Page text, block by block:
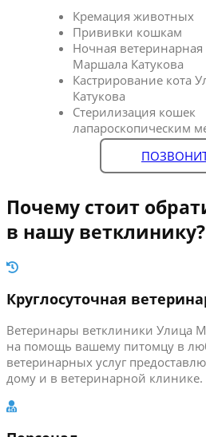
Кремация животных
Прививки кошкам
Ночная
Маршала Катукова
Кастрирование кота
Катукова
Стерилизация кошек
лапароскопическим
Почему стоит
в нашу ветклинику?
Круглосуточная
Ветеринары ветклиники Улица
на помощь вашему питомцу в
ветеринарных услуг
дому и в ветеринарной клинике.